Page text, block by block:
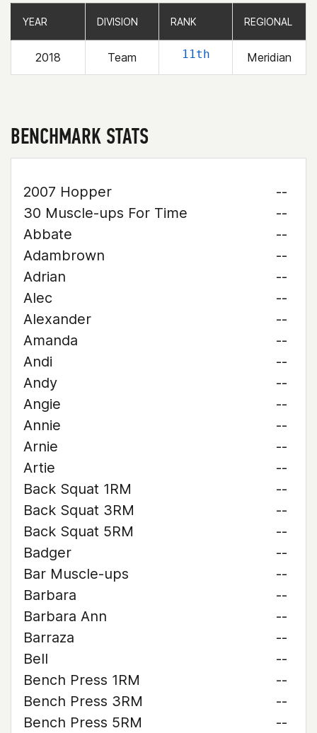
YEAR DIVISION RANK REGIONAL
2018 Team 11th Meridian
YEAR DIVISION RANK REGIONAL
BENCHMARK STATS
2007 Hopper
--
30 Muscle-ups For Time
--
Abbate
--
Adambrown
--
Adrian
--
Alec
--
Alexander
--
Amanda
--
Andi
--
Andy
--
Angie
--
Annie
--
Arnie
--
Artie
--
Back Squat 1RM
--
Back Squat 3RM
--
Back Squat 5RM
--
Badger
--
Bar Muscle-ups
--
Barbara
--
Barbara Ann
--
Barraza
--
Bell
--
Bench Press 1RM
--
Bench Press 3RM
--
Bench Press 5RM
--